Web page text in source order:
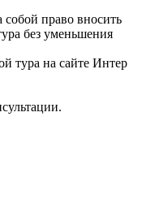
собой право вносить
без уменьшения
тура на сайте Интер